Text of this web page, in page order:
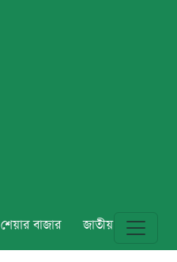
শেয়ার বাজার জাতীয় বিশ্ব